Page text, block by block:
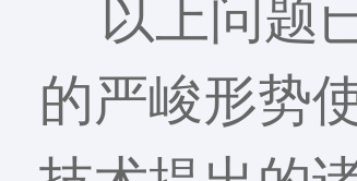
以上问题
的严峻形势